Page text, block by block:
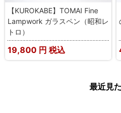
【KUROKABE】TOMAI Fine
Lampwork ガラスペン（昭和レ
トロ）
19,800 円 税込
最近見